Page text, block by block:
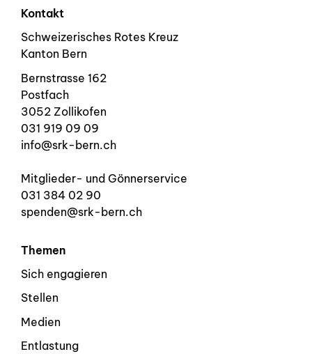
Kontakt
Schweizerisches Rotes Kreuz
Kanton Bern
Bernstrasse 162
Postfach
3052 Zollikofen
031 919 09 09
info@srk-bern.ch
Mitglieder- und Gönnerservice
031 384 02 90
spenden@srk-bern.ch
Themen
Sich engagieren
Stellen
Medien
Entlastung